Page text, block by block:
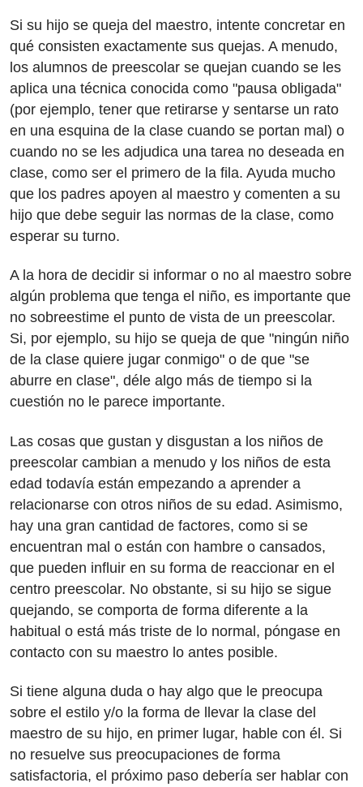
Si su hijo se queja del maestro, intente concretar en
qué consisten exactamente sus quejas. A menudo,
los alumnos de preescolar se quejan cuando se les
aplica una técnica conocida como "pausa obligada"
(por ejemplo, tener que retirarse y sentarse un rato
en una esquina de la clase cuando se portan mal) o
cuando no se les adjudica una tarea no deseada en
clase, como ser el primero de la fila. Ayuda mucho
que los padres apoyen al maestro y comenten a su
hijo que debe seguir las normas de la clase, como
esperar su turno.
A la hora de decidir si informar o no al maestro sobre
algún problema que tenga el niño, es importante que
no sobreestime el punto de vista de un preescolar.
Si, por ejemplo, su hijo se queja de que "ningún niño
de la clase quiere jugar conmigo" o de que "se
aburre en clase", déle algo más de tiempo si la
cuestión no le parece importante.
Las cosas que gustan y disgustan a los niños de
preescolar cambian a menudo y los niños de esta
edad todavía están empezando a aprender a
relacionarse con otros niños de su edad. Asimismo,
hay una gran cantidad de factores, como si se
encuentran mal o están con hambre o cansados,
que pueden influir en su forma de reaccionar en el
centro preescolar. No obstante, si su hijo se sigue
quejando, se comporta de forma diferente a la
habitual o está más triste de lo normal, póngase en
contacto con su maestro lo antes posible.
Si tiene alguna duda o hay algo que le preocupa
sobre el estilo y/o la forma de llevar la clase del
maestro de su hijo, en primer lugar, hable con él. Si
no resuelve sus preocupaciones de forma
satisfactoria, el próximo paso debería ser hablar con